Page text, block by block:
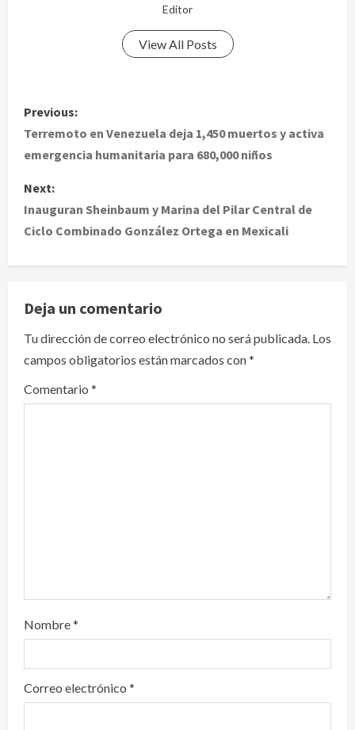
Editor
View All Posts
P
o
t
n
a
v
i
g
a
Previous:
Terremoto en Venezuela deja 1,450 muertos y activa
emergencia humanitaria para 680,000 niños
Next:
Inauguran Sheinbaum y Marina del Pilar Central de
Ciclo Combinado González Ortega en Mexicali
Deja un comentario
Tu dirección de correo electrónico no será publicada. Los
campos obligatorios están marcados con*
Comentario *
Nombre*
Correo electrónico *